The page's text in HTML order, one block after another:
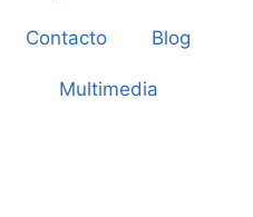
Contacto Blog
Multimedia